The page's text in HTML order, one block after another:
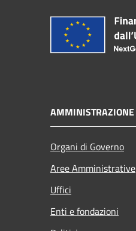
AMMINISTRAZIONE
Organi di Governo
Aree Amministrative
Uffici
Enti e fondazioni